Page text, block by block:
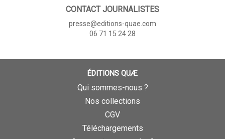
CONTACT JOURNALISTES
presse@editions-quae.com
06 71 15 24 28
ÉDITIONS QUÆ
Qui sommes-nous ?
Nos collections
CGV
Téléchargements